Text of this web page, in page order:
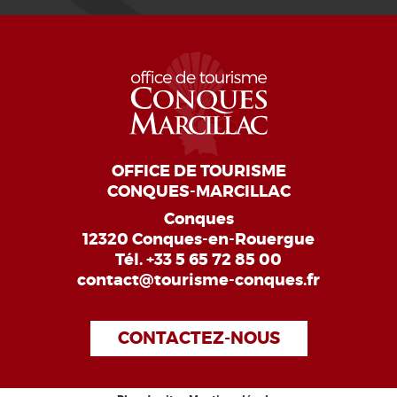
OFFICE DE TOURISME
CONQUES-MARCILLAC
Conques
12320 Conques-en-Rouergue
Tél.+33 5 65 72 85 00
contact@tourisme-conques.fr
CONTACTEZ-NOUS